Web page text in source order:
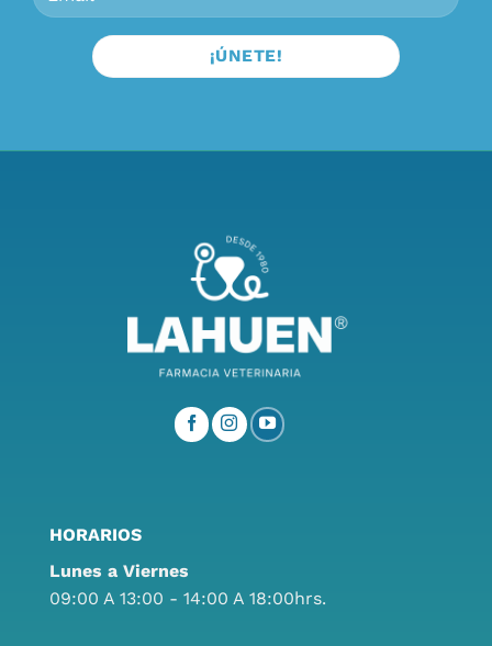
HORARIOS
Lunes a Viernes
09:00 A 13:00 - 14:00 A 18:00hrs.